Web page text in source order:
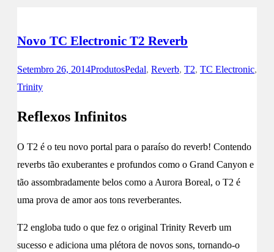
Contactos
Novo TC Electronic T2 Reverb
Setembro 26, 2014ProdutosPedal, Reverb, T2, TC Electronic,
Trinity
Reflexos Infinitos
O T2 é o teu novo portal para o paraíso do reverb! Contendo
reverbs tão exuberantes e profundos como o Grand Canyon e
tão assombradamente belos como a Aurora Boreal, o T2 é
uma prova de amor aos tons reverberantes.
T2 engloba tudo o que fez o original Trinity Reverb um
sucesso e adiciona uma plétora de novos sons, tornando-o